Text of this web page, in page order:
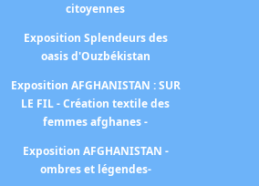
citoyennes
Exposition Splendeurs des
oasis d'Ouzbékistan
Exposition AFGHANISTAN : SUR
LE FIL - Création textile des
femmes afghanes -
Exposition AFGHANISTAN -
ombres et légendes-